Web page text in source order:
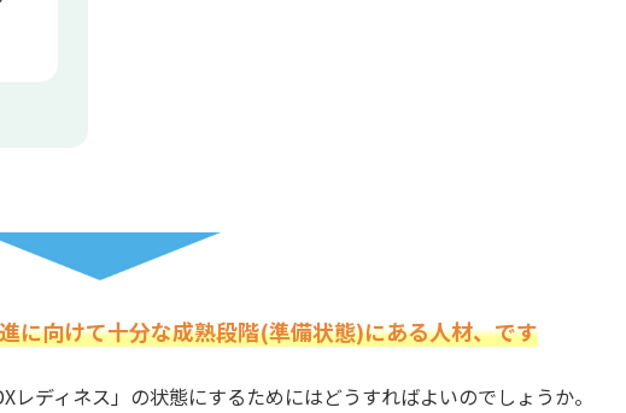
に向けて十分な成熟段階(準備状態)にある人材、です
ディネス」の状態にするためにはどうすればよいのでしょうか。